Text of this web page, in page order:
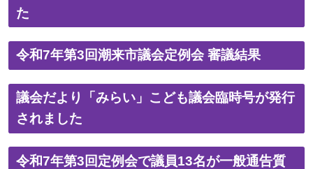
た
令和7年第3回潮来市議会定例会 審議結果
議会だより「みらい」こども議会臨時号が発行
されました
令和7年第3回定例会で議員13名が一般通告質